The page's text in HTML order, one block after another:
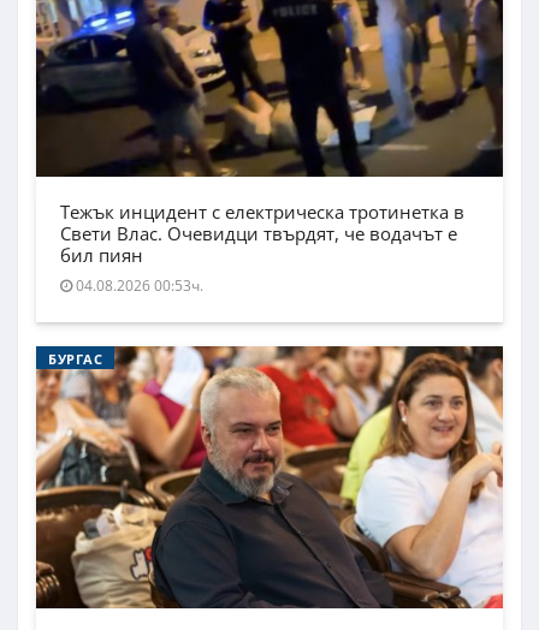
Тежък инцидент с електрическа тротинетка в
Свети Влас. Очевидци твърдят, че водачът е
бил пиян
04.08.2026 00:53ч.
БУРГАС